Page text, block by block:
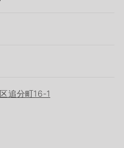
追分町16-1